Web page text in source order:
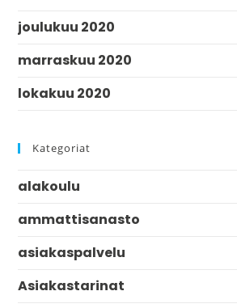
joulukuu 2020
marraskuu 2020
lokakuu 2020
Kategoriat
alakoulu
ammattisanasto
asiakaspalvelu
Asiakastarinat